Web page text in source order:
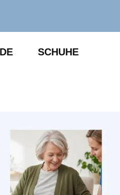
SCHUHE